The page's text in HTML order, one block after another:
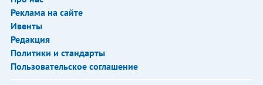
Реклама на сайте
Ивенты
Редакция
Политики и стандарты
Пользовательское соглашение